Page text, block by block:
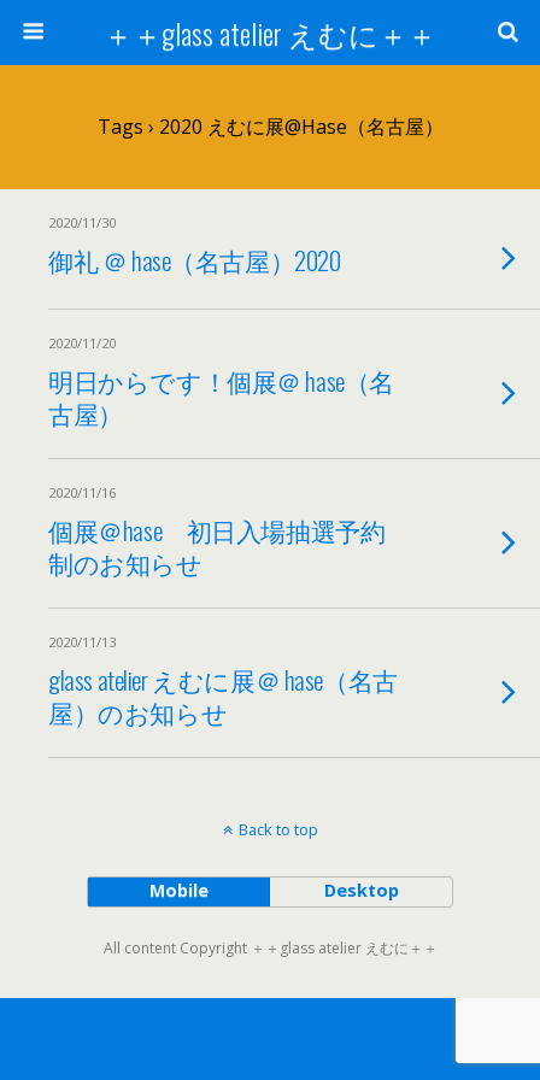
＋＋glass atelier えむに＋＋
Tags › 2020 えむに展@hase（名古屋）
2020/11/30
御礼 ＠ hase（名古屋）2020
2020/11/20
明日からです！個展＠ hase（名
古屋）
2020/11/16
個展＠hase 初日入場抽選予約
制のお知らせ
2020/11/13
glass atelier えむに展＠ hase（名古
屋）のお知らせ
Back to top
Mobile Desktop
All content Copyright ＋＋glass atelier えむに＋＋